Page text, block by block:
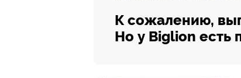
К сожалению,
Но у Biglion есть